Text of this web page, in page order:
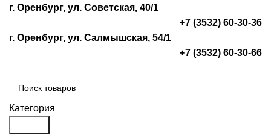
г. Оренбург, ул. Советская, 40/1
+7 (3532) 60-30-36
г. Оренбург, ул. Салмышская, 54/1
+7 (3532) 60-30-66
Категория